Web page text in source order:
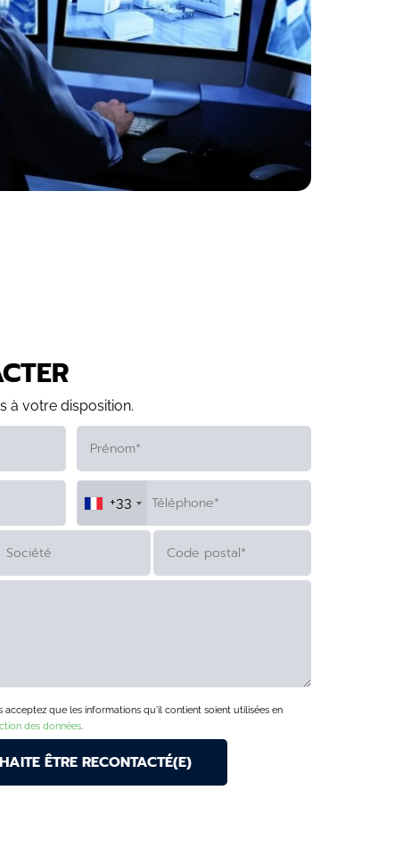
à votre disposition.
+33
que les informations qu'il contient soient utilisées en
des données.